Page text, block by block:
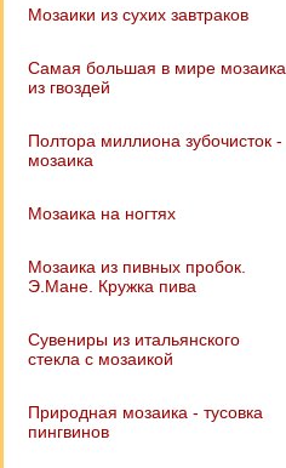
Мозаики из сухих завтраков
Самая большая в мире мозаика
из гвоздей
Полтора миллиона зубочисток -
мозаика
Мозаика на ногтях
Мозаика из пивных пробок.
Э.Мане. Кружка пива
Сувениры из итальянского
стекла с мозаикой
Природная мозаика - тусовка
пингвинов